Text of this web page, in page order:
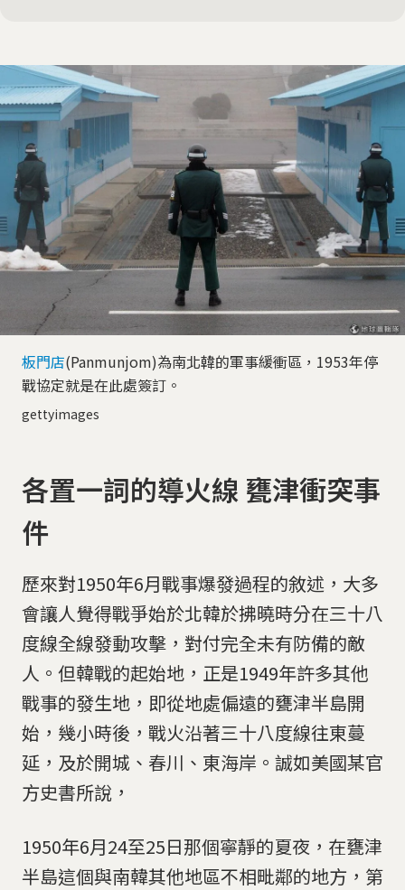
板門店(Panmunjom)為南北韓的軍事緩衝區，1953年停
戰協定就是在此處簽訂。
gettyimages
各置一詞的導火線 甕津衝突事
件
歷來對1950年6月戰事爆發過程的敘述，大多
會讓人覺得戰爭始於北韓於拂曉時分在三十八
度線全線發動攻擊，對付完全未有防備的敵
人。但韓戰的起始地，正是1949年許多其他
戰事的發生地，即從地處偏遠的甕津半島開
始，幾小時後，戰火沿著三十八度線往東蔓
延，及於開城、春川、東海岸。誠如美國某官
方史書所說，
1950年6月24至25日那個寧靜的夏夜，在甕津
半島這個與南韓其他地區不相毗鄰的地方，第